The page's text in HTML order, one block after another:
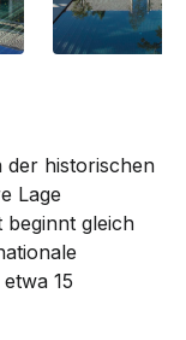
der historischen
Lage
gleich
15